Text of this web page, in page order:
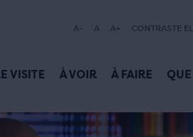
A- A A+ CONTRASTE
VISITE À VOIR À FAIRE